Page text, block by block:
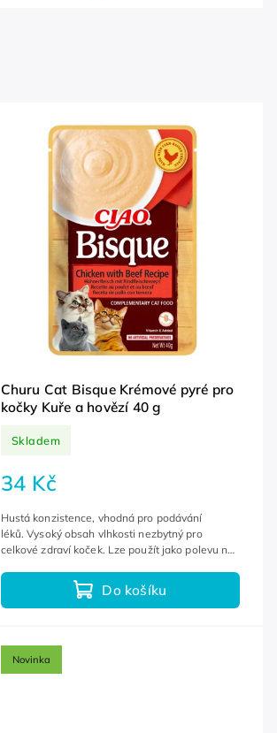
Churu Cat Bisque Krémové pyré pro
kočky Kuře a hovězí 40 g
Skladem
34 Kč
Do košíku
Hustá konzistence, vhodná pro podávání
léků. Vysoký obsah vlhkosti nezbytný pro
celkové zdraví koček. Lze použít jako polevu na
Novinka